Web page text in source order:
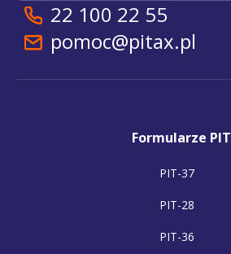
22 100 22 55
pomoc@pitax.pl
Formularze PIT
PIT-37
PIT-28
PIT-36